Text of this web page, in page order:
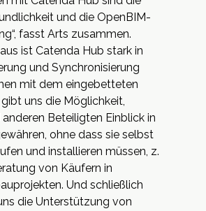
und die OpenBIM-
fasst Arts zusammen.
ist Catenda Hub stark in
und Synchronisierung
mit dem eingebetteten
gibt uns die Möglichkeit,
Beteiligten Einblick in
ohne dass sie selbst
und installieren müssen, z.
von Käufern in
Und schließlich
die Unterstützung von